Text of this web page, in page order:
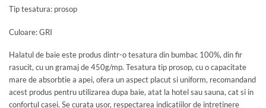
Tip tesatura: prosop
Culoare: GRI
Halatul de baie este produs dintr-o tesatura din bumbac 100%, din fir
rasucit, cu un gramaj de 450g/mp. Tesatura tip prosop, cu o capacitate
mare de absorbtie a apei, ofera un aspect placut si uniform, recomandand
acest produs pentru utilizarea dupa baie, atat la hotel sau sauna, cat si in
confortul casei. Se curata usor, respectarea indicatiilor de intretinere